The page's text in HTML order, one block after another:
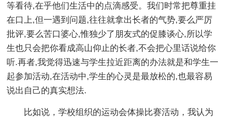
等看待,在乎他们生活中的点滴感受。我们时常把尊重挂
在口上,但一遇到问题,往往就拿出长者的气势,要么严厉
批评,要么苦口婆心,惟独少了朋友式的促膝谈心,所以学
生也只会把你看成高山仰止的长者,不会把心里话说给你
听.再者,我觉得迅速与学生拉近距离的办法就是和学生一
起参加活动,在活动中,学生的心灵是最放松的,也最容易
说出自己的真实想法.
比如说，学校组织的运动会体操比赛活动，我认为